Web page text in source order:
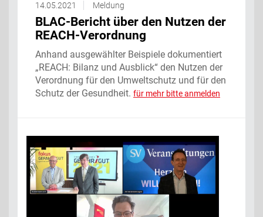
14.05.2021 Meldung
BLAC-Bericht über den Nutzen der
REACH-Verordnung
Anhand ausgewählter Beispiele dokumentiert
„REACH: Bilanz und Ausblick“ den Nutzen der
Verordnung für den Umweltschutz und für den
Schutz der Gesundheit. für mehr bitte anmelden